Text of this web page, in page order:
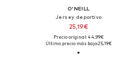
O'NEILL
Jersey deportivo
25,19€
Precio original: 44,99€
Último precio más bajo:25,19€